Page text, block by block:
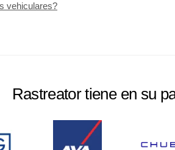
vehiculares?
Rastreator tiene en su